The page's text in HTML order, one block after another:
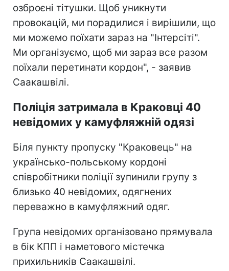
озброєні тітушки. Щоб уникнути
провокацій, ми порадилися і вирішили, що
ми можемо поїхати зараз на "Інтерсіті".
Ми організуємо, щоб ми зараз все разом
поїхали перетинати кордон", - заявив
Саакашвілі.
Поліція затримала в Краковці 40
невідомих у камуфляжній одязі
Біля пункту пропуску "Краковець" на
українсько-польському кордоні
співробітники поліції зупинили групу з
близько 40 невідомих, одягнених
переважно в камуфляжний одяг.
Група невідомих організовано прямувала
в бік КПП і наметового містечка
прихильників Саакашвілі.